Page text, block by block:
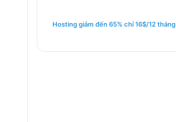
h
Hosting giảm đến 65% chỉ 16$/12 tháng